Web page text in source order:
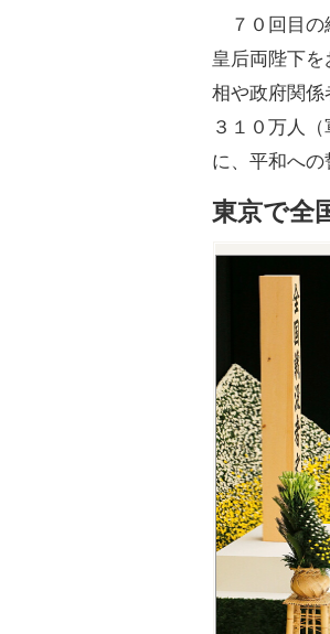
７０回目の
皇后両陛下
相や政府関
３１０万人
に、平和への
東京で全